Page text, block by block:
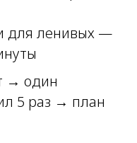
для ленивых —
→ один
5 раз → план